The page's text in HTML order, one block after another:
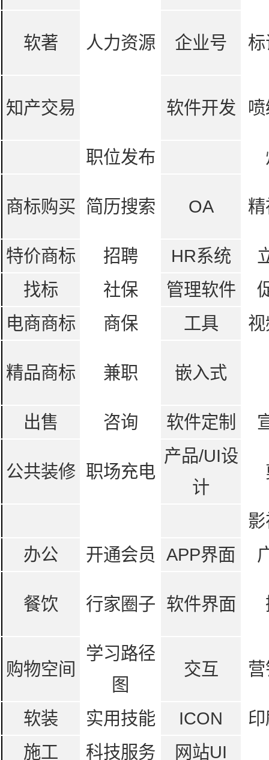
软著 人力资源 企业号
知产交易 软件开发
职位发布
商标购买 简历搜索 OA
特价商标 招聘 HR系统
找标
社保 管理软件
电商商标
商保 工具
精品商标 兼职 嵌入式
出售 咨询 软件定制
公共装修 职场充电
产品/UI设
计
办公
开通会员 APP界面
餐饮 行家圈子 软件界面
购物空间
学习路径
图
交互
软装 实用技能 ICON
施工
科技服务 网站UI